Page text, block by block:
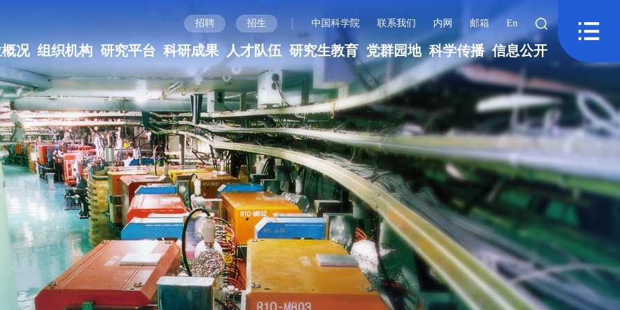
招聘 招生 | 中国科学院 联系我们 内网 邮箱 En
况 组织机构 研究平台 科研成果 人才队伍 研究生教育 党群园地 科学传播 信息公开